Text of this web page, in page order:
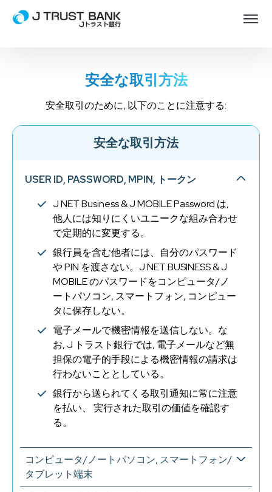
安全な取引方法
安全取引のために, 以下のことに注意する:
安全な取引方法
USER ID, PASSWORD, MPIN, トークン
J NET Business & J MOBILE Password は,
他人には知りにくいユニークな組み合わせ
で定期的に変更する。
銀行員を含む他者には、自分のパスワード
や PIN を渡さない。J NET BUSINESS & J
MOBILE のパスワードをコンピュータ/ノ
ートパソコン, スマートフォン, コンピュー
タに保存しない。
電子メールで機密情報を送信しない。な
お, J トラスト銀行では, 電子メールなど無
担保の電子的手段による機密情報の請求は
行わないこととしている。
銀行から送られてくる取引通知に常に注意
を払い、 実行された取引の価値を確認す
る。
コンピュータ/ノートパソコン, スマートフォン/
タブレット端末